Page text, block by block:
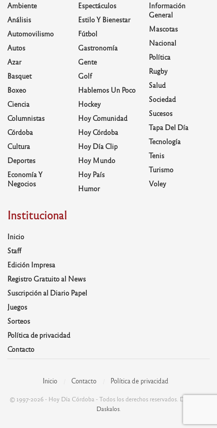
Ambiente
Análisis
Automovilismo
Autos
Azar
Basquet
Boxeo
Ciencia
Columnistas
Córdoba
Cultura
Deportes
Economía Y
Negocios
Espectáculos
Estilo Y Bienestar
Fútbol
Gastronomía
Gente
Golf
Hablemos Un Poco
Hockey
Hoy Comunidad
Hoy Córdoba
Hoy Día Clip
Hoy Mundo
Hoy País
Humor
Información
General
Mascotas
Nacional
Política
Rugby
Salud
Sociedad
Sucesos
Tapa Del Día
Tecnología
Tenis
Turismo
Voley
Institucional
Inicio
Staff
Edición Impresa
Registro Gratuito al News
Suscripción al Diario Papel
Juegos
Sorteos
Política de privacidad
Contacto
Inicio Contacto Política de privacidad
© 1997-2026 - Hoy Día Córdoba - Todos los derechos reservados. Desarrolla:
Daskalos.